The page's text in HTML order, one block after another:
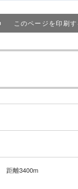
このページを印刷す
距離3400m